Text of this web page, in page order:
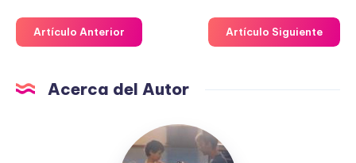
Artículo Anterior Artículo Siguiente
Acerca del Autor
Fuensanta
López